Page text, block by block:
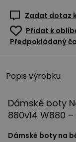
Zadat dotaz
Přidat k
Předpokládaný
Popis výrobku
Dámské boty
880v14 W880
Dámské boty na